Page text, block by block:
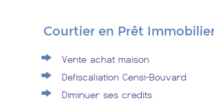
Courtier en Prêt
Vente achat maison
Defiscaliation Censi-Bouvard
Diminuer ses credits